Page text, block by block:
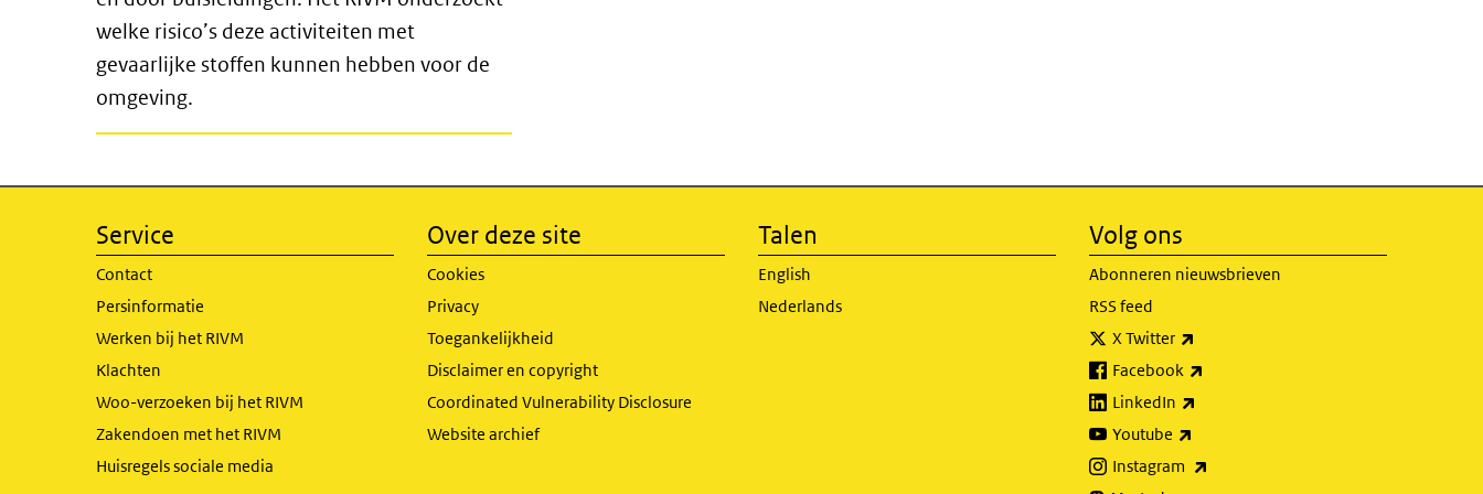
welke risico’s deze activiteiten met
gevaarlijke stoffen kunnen hebben voor de
omgeving.
Service
Contact
Persinformatie
Werken bij het RIVM
Klachten
Woo-verzoeken bij het RIVM
Zakendoen met het RIVM
Huisregels sociale media
Over deze site
Cookies
Privacy
Toegankelijkheid
Disclaimer en copyright
Coordinated Vulnerability Disclosure
Website archief
Talen
English
Nederlands
Volg ons
Abonneren nieuwsbrieven
RSS feed
X Twitter
Facebook
LinkedIn
Youtube
Instagram